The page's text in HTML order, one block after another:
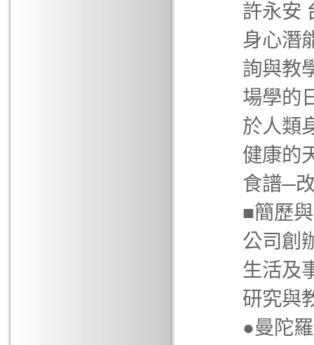
許永安
身心潛
詢與教
場學的
於人類
健康的
食譜─
■簡歷
公司創
生活及
研究與
●曼陀